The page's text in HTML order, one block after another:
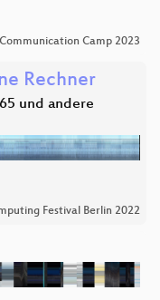
Camp 2023
Rechner
und andere
Festival Berlin 2022